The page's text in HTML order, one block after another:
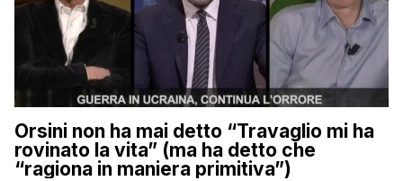
Orsini non ha mai detto “Travaglio mi ha
rovinato la vita” (ma ha detto che
“ragiona in maniera primitiva”)